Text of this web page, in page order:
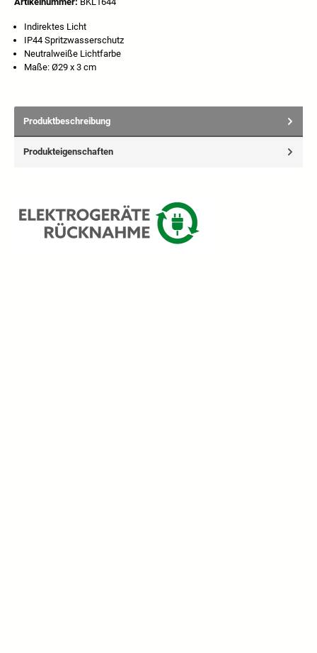
Indirektes Licht
IP44 Spritzwasserschutz
Neutralweiße Lichtfarbe
Maße: Ø29 x 3 cm
Produktbeschreibung
Produkteigenschaften